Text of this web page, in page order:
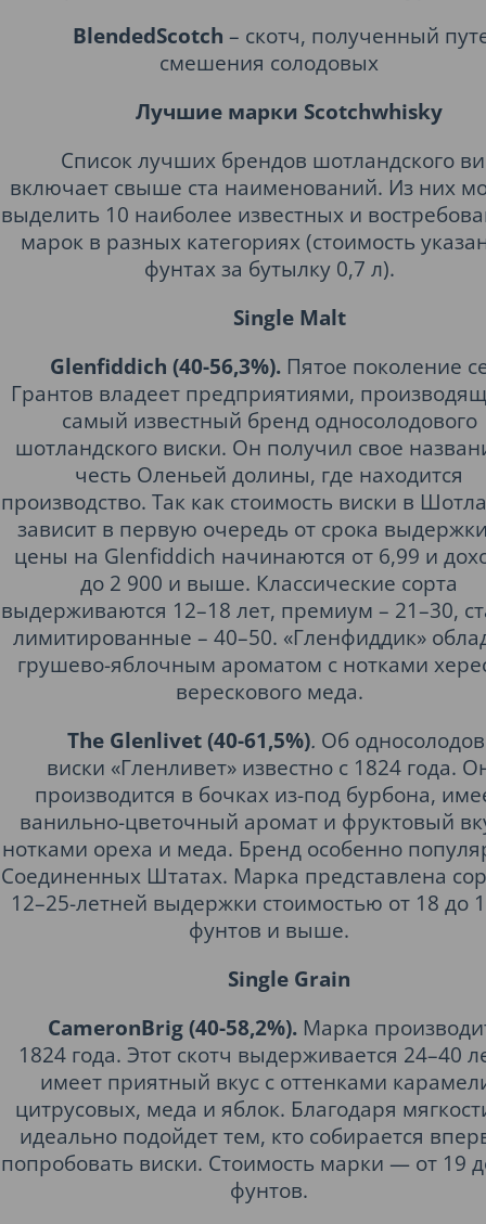
BlendedScotch – скотч, полученный
смешения солодовых
Лучшие марки Scotchwhisky
Список лучших брендов шотландского
включает свыше ста наименований. Из них
выделить 10 наиболее известных и
марок в разных категориях (стоимость
фунтах за бутылку 0,7 л).
Single Malt
Glenfiddich (40-56,3%). Пятое поколение
Грантов владеет предприятиями,
самый известный бренд односолодового
шотландского виски. Он получил свое
честь Оленьей долины, где находится
производство. Так как стоимость виски в
зависит в первую очередь от срока
цены на Glenfiddich начинаются от 6,99 и
до 2 900 и выше. Классические сорта
выдерживаются 12–18 лет, премиум – 21–30,
лимитированные – 40–50. «Гленфиддик»
грушево-яблочным ароматом с нотками
верескового меда.
The Glenlivet (40-61,5%). Об
виски «Гленливет» известно с 1824 года.
производится в бочках из-под бурбона,
ванильно-цветочный аромат и фруктовый
нотками ореха и меда. Бренд особенно
Соединенных Штатах. Марка представлена
12–25-летней выдержки стоимостью от 18 до
фунтов и выше.
Single Grain
CameronBrig (40-58,2%). Марка
1824 года. Этот скотч выдерживается 24–40
имеет приятный вкус с оттенками
цитрусовых, меда и яблок. Благодаря
идеально подойдет тем, кто собирается
попробовать виски. Стоимость марки — от 19
фунтов.